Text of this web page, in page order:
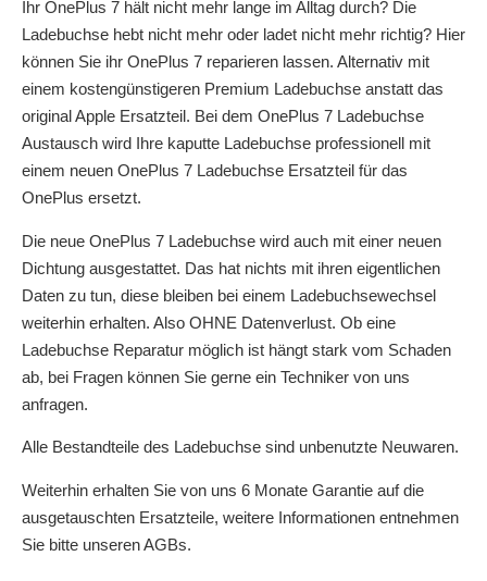
Ihr OnePlus 7 hält nicht mehr lange im Alltag durch? Die
Ladebuchse hebt nicht mehr oder ladet nicht mehr richtig? Hier
können Sie ihr OnePlus 7 reparieren lassen. Alternativ mit
einem kostengünstigeren Premium Ladebuchse anstatt das
original Apple Ersatzteil. Bei dem OnePlus 7 Ladebuchse
Austausch wird Ihre kaputte Ladebuchse professionell mit
einem neuen OnePlus 7 Ladebuchse Ersatzteil für das
OnePlus ersetzt.
Die neue OnePlus 7 Ladebuchse wird auch mit einer neuen
Dichtung ausgestattet. Das hat nichts mit ihren eigentlichen
Daten zu tun, diese bleiben bei einem Ladebuchsewechsel
weiterhin erhalten. Also OHNE Datenverlust. Ob eine
Ladebuchse Reparatur möglich ist hängt stark vom Schaden
ab, bei Fragen können Sie gerne ein Techniker von uns
anfragen.
Alle Bestandteile des Ladebuchse sind unbenutzte Neuwaren.
Weiterhin erhalten Sie von uns 6 Monate Garantie auf die
ausgetauschten Ersatzteile, weitere Informationen entnehmen
Sie bitte unseren AGBs.